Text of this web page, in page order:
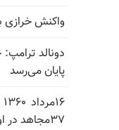
واکنش خرازی
دونالد
پایان می‌رسد
۳۷مجاهد در اوین